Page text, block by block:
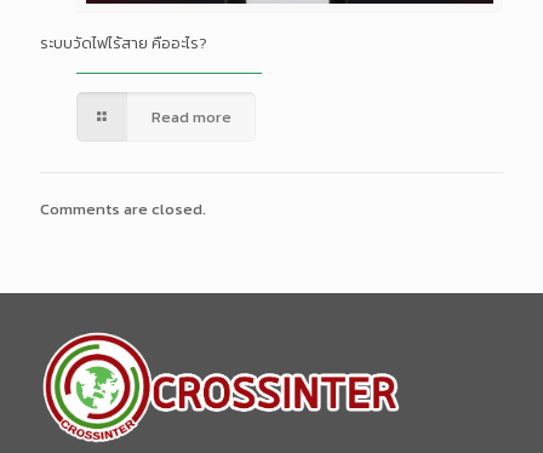
ระบบวัดไฟไร้สาย คืออะไร?
Read more
Comments are closed.